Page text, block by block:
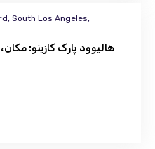
South Los Angeles,
هالیوود پارک کازینو: